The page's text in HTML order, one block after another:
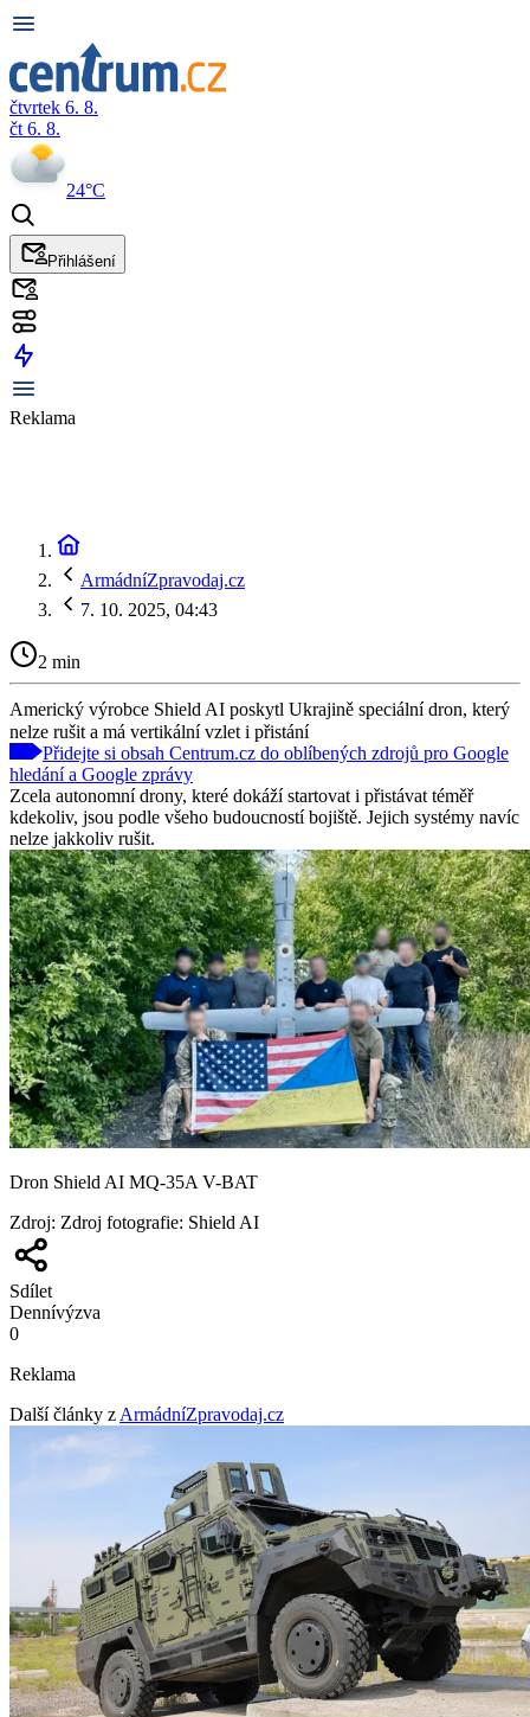
čtvrtek 6. 8.
čt 6. 8.
24°C
Přihlášení
Reklama
ArmádníZpravodaj.cz
7. 10. 2025, 04:43
2 min
Americký výrobce Shield AI poskytl Ukrajině speciální dron, který
nelze rušit a má vertikální vzlet i přistání
Přidejte si obsah Centrum.cz do oblíbených zdrojů pro Google
hledání a Google zprávy
Zcela autonomní drony, které dokáží startovat i přistávat téměř
kdekoliv, jsou podle všeho budoucností bojiště. Jejich systémy navíc
nelze jakkoliv rušit.
Dron Shield AI MQ-35A V-BAT
Zdroj: Zdroj fotografie: Shield AI
Sdílet
Dennívýzva
0
Reklama
Další články z ArmádníZpravodaj.cz